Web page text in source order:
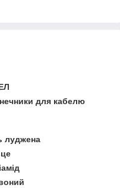
для кабелю
луджена